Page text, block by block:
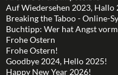
Auf Wiedersehen 2023, Hallo
Breaking the Taboo - Online-
Buchtipp: Wer hat Angst
Frohe Ostern
Frohe Ostern!
Goodbye 2024, Hello 2025!
Happy New Year 2026!